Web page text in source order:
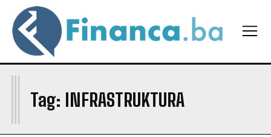
Tag: INFRASTRUKTURA
I